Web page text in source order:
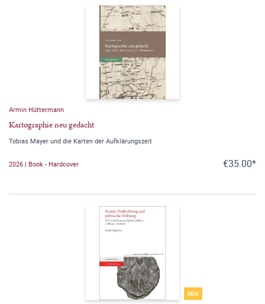
Armin Hüttermann
Kartographie neu gedacht
Tobias Mayer und die Karten der Aufklärungszeit
2026 | Book - Hardcover €35.00*
NEW